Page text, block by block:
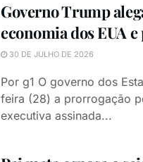
Governo Trump
economia dos EUA
30 DE JULHO DE 2026
Por g1 O governo dos
feira (28) a prorrogação
executiva assinada...